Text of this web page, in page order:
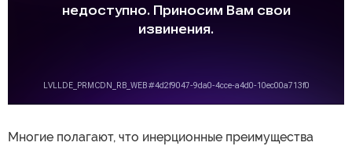
Многие полагают, что инерционные преимущества